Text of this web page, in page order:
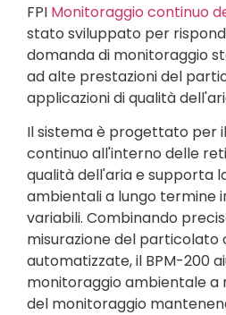
FPI Monitoraggio continuo
stato sviluppato per
domanda di monitoraggio
ad alte prestazioni del
applicazioni di qualità
Il sistema è progettato per
continuo all'interno delle
qualità dell'aria e supporta
ambientali a lungo termine
variabili. Combinando
misurazione del particolato
automatizzate, il BPM-200
monitoraggio ambientale a
del monitoraggio